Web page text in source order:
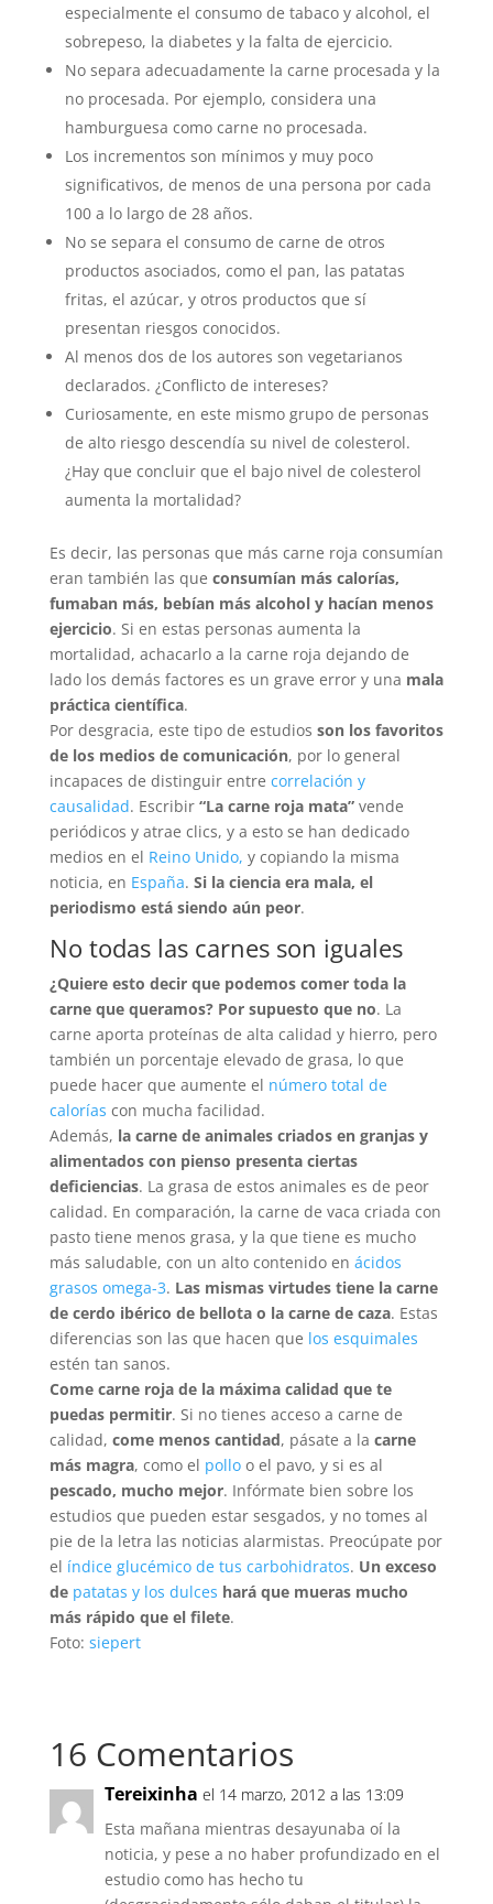
especialmente el consumo de tabaco y alcohol, el
sobrepeso, la diabetes y la falta de ejercicio.
No separa adecuadamente la carne procesada y la
no procesada. Por ejemplo, considera una
hamburguesa como carne no procesada.
Los incrementos son mínimos y muy poco
significativos, de menos de una persona por cada
100 a lo largo de 28 años.
No se separa el consumo de carne de otros
productos asociados, como el pan, las patatas
fritas, el azúcar, y otros productos que sí
presentan riesgos conocidos.
Al menos dos de los autores son vegetarianos
declarados. ¿Conflicto de intereses?
Curiosamente, en este mismo grupo de personas
de alto riesgo descendía su nivel de colesterol.
¿Hay que concluir que el bajo nivel de colesterol
aumenta la mortalidad?
Es decir, las personas que más carne roja consumían
eran también las que consumían más calorías,
fumaban más, bebían más alcohol y hacían menos
ejercicio. Si en estas personas aumenta la
mortalidad, achacarlo a la carne roja dejando de
lado los demás factores es un grave error y una mala
práctica científica.
Por desgracia, este tipo de estudios son los favoritos
de los medios de comunicación, por lo general
incapaces de distinguir entre correlación y
causalidad. Escribir “La carne roja mata”vende
periódicos y atrae clics, y a esto se han dedicado
medios en el Reino Unido, y copiando la misma
noticia, en España. Si la ciencia era mala, el
periodismo está siendo aún peor.
No todas las carnes son iguales
¿Quiere esto decir que podemos comer toda la
carne que queramos? Por supuesto que no. La
carne aporta proteínas de alta calidad y hierro, pero
también un porcentaje elevado de grasa, lo que
puede hacer que aumente el número total de
calorías con mucha facilidad.
Además, la carne de animales criados en granjas y
alimentados con pienso presenta ciertas
deficiencias. La grasa de estos animales es de peor
calidad. En comparación, la carne de vaca criada con
pasto tiene menos grasa, y la que tiene es mucho
más saludable, con un alto contenido en ácidos
grasos omega-3. Las mismas virtudes tiene la carne
de cerdo ibérico de bellota o la carne de caza. Estas
diferencias son las que hacen que los esquimales
estén tan sanos.
Come carne roja de la máxima calidad que te
puedas permitir. Si no tienes acceso a carne de
calidad, come menos cantidad, pásate a la carne
más magra, como el polloo el pavo, y si es al
pescado, mucho mejor. Infórmate bien sobre los
estudios que pueden estar sesgados, y no tomes al
pie de la letra las noticias alarmistas. Preocúpate por
el índice glucémico de tus carbohidratos. Un exceso
de patatas y los dulces hará que mueras mucho
más rápido que el filete.
Foto: siepert
16 Comentarios
Tereixinha el 14 marzo, 2012 a las 13:09
Esta mañana mientras desayunaba oí la
noticia, y pese a no haber profundizado en el
estudio como has hecho tu